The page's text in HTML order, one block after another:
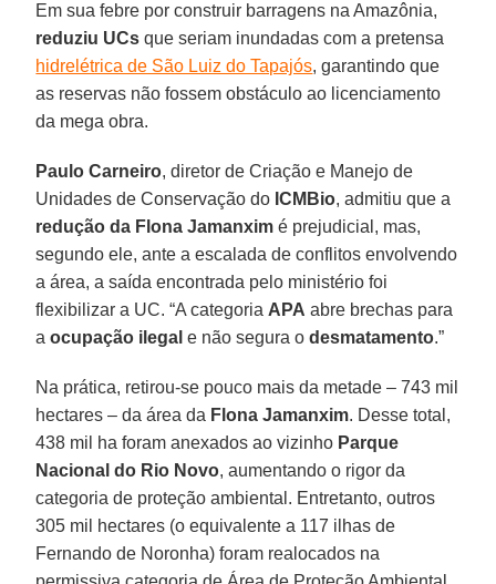
Em sua febre por construir barragens na Amazônia,
reduziu UCs que seriam inundadas com a pretensa
hidrelétrica de São Luiz do Tapajós, garantindo que
as reservas não fossem obstáculo ao licenciamento
da mega obra.
Paulo Carneiro, diretor de Criação e Manejo de
Unidades de Conservação do ICMBio, admitiu que a
redução da Flona Jamanxim é prejudicial, mas,
segundo ele, ante a escalada de conflitos envolvendo
a área, a saída encontrada pelo ministério foi
flexibilizar a UC. “A categoria APA abre brechas para
aocupação ilegal e não segura odesmatamento.”
Na prática, retirou-se pouco mais da metade – 743 mil
hectares – da área da Flona Jamanxim. Desse total,
438 mil ha foram anexados ao vizinho Parque
Nacional do Rio Novo, aumentando o rigor da
categoria de proteção ambiental. Entretanto, outros
305 mil hectares (o equivalente a 117 ilhas de
Fernando de Noronha) foram realocados na